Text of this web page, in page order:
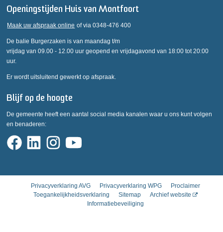
Openingstijden Huis van Montfoort
Maak uw afspraak online of via 0348-476 400
De balie Burgerzaken is van maandag t/m
vrijdag van 09.00 - 12.00 uur geopend en vrijdagavond van 18:00 tot 20:00
uur.
Er wordt uitsluitend gewerkt op afspraak.
Blijf op de hoogte
De gemeente heeft een aantal social media kanalen waar u ons kunt volgen
en benaderen:
Privacyverklaring AVG Privacyverklaring WPG
Proclaimer
Toegankelijkheidsverklaring
Sitemap
Archief website
Informatiebeveiliging